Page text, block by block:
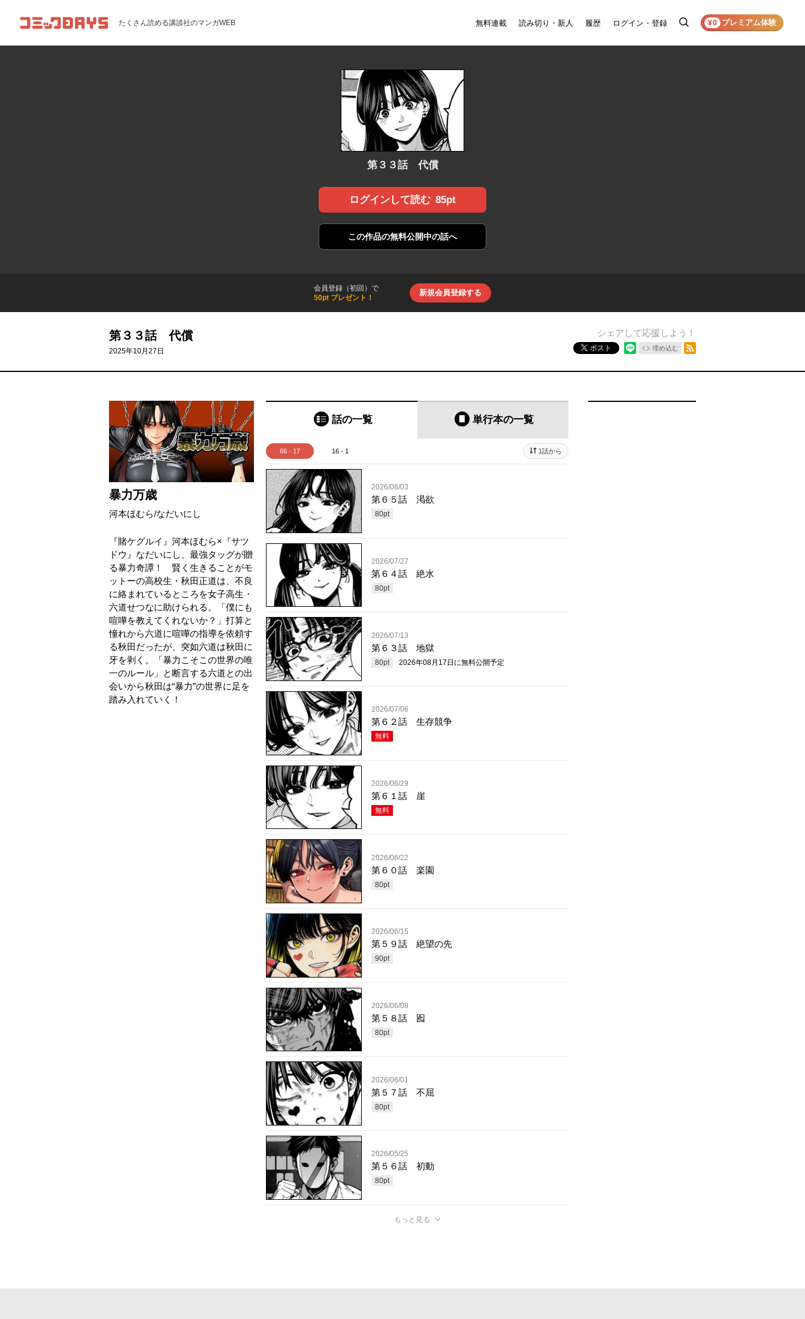
コミックDAYS たくさん読める講談社のマンガWEB 無料連載 読み切り・新人 履歴 ログイン・登録
検
¥0 プレミアム体験
第３３話 代償
ログインして読む 85pt
この作品の無料公開中の話へ
会員登録（初回）で
50pt プレゼント！
新規会員登録する
第３３話 代償
2025年10月27日
シェアして応援しよう！
ポスト 埋め込む
暴力万歳
河本ほむら/なだいにし
『賭ケグルイ』河本ほむら×『サツ
ドウ』なだいにし、最強タッグが贈
る暴力奇譚！ 賢く生きることがモ
ットーの高校生・秋田正道は、不良
に絡まれているところを女子高生・
六道せつなに助けられる。「僕にも
喧嘩を教えてくれないか？」打算と
憧れから六道に喧嘩の指導を依頼す
る秋田だったが、突如六道は秋田に
牙を剥く。「暴力こそこの世界の唯
一のルール」と断言する六道との出
会いから秋田は“暴力”の世界に足を
踏み入れていく！
話の一覧 単行本の一覧
66 - 17 16 - 1 1話から
2026/08/03
第６５話 渇欲
80pt
2026/07/27
第６４話 絶水
80pt
2026/07/13
第６３話 地獄
80pt 2026年08月17日 に無料公開予定
2026/07/06
第６２話 生存競争
無料
2026/06/29
第６１話 崖
無料
2026/06/22
第６０話 楽園
80pt
2026/06/15
第５９話 絶望の先
90pt
2026/06/08
第５８話 囮
80pt
2026/06/01
第５７話 不屈
80pt
2026/05/25
第５６話 初動
80pt
もっと見る